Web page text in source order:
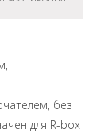
без
для R-box